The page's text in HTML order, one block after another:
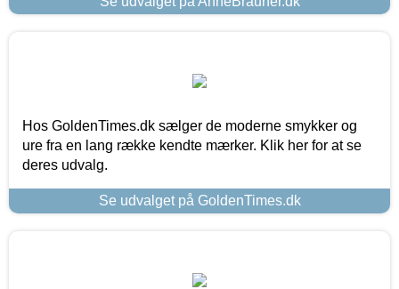
Hos GoldenTimes.dk sælger de moderne smykker og
ure fra en lang række kendte mærker. Klik her for at se
deres udvalg.
Se udvalget på GoldenTimes.dk